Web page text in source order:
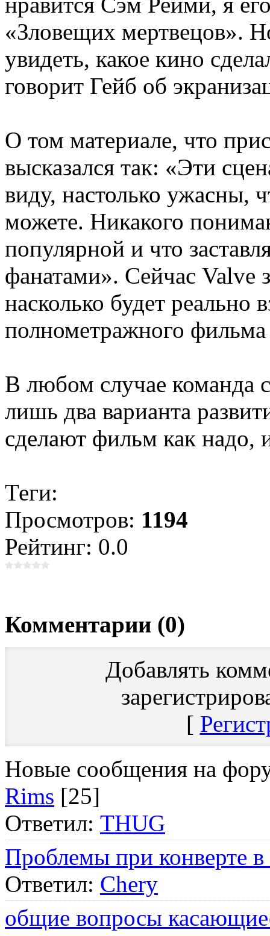
«Зловещих мертвецов».
увидеть, какое кино
говорит Гейб об
О том материале, что
высказался так: «Эти
виду, настолько ужасны,
можете. Никакого
популярной и что
фанатами». Сейчас Valve
насколько будет реально
полнометражного фильма
В любом случае команда
лишь два варианта
сделают фильм как надо,
Теги:
Просмотров: 1194
Рейтинг: 0.0
Комментарии (0)
Добавлять
[
Новые сообщения на
Rims [25]
Ответил: THUG
Проблемы при конверте
Ответил: Chery
общие вопросы